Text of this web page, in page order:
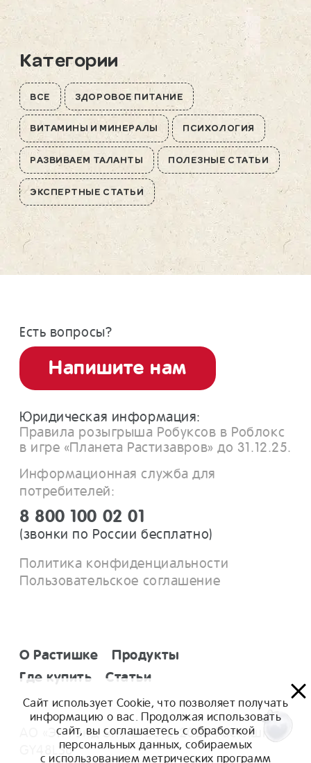
Категории
ВСЕ ЗДОРОВОЕ ПИТАНИЕ
ВИТАМИНЫ И МИНЕРАЛЫ ПСИХОЛОГИЯ
РАЗВИВАЕМ ТАЛАНТЫ ПОЛЕЗНЫЕ СТАТЬИ
ЭКСПЕРТНЫЕ СТАТЬИ
Есть вопросы?
Напишите нам
Юридическая информация:
Правила розыгрыша Робуксов в Роблокс
в игре «Планета Растизавров» до 31.12.25.
Информационная служба для
потребителей:
8 800 100 02 01
(звонки по России бесплатно)
Политика конфиденциальности
Пользовательское соглашение
О Растишке
Продукты
Где купить
Статьи
АО «Эйч энд Эн» © 2012-2025 Растишка
GY48LS6
Сайт использует Cookie, что позволяет получать
информацию о вас. Продолжая использовать
сайт, вы соглашаетесь с обработкой
персональных данных, собираемых
с использованием метрических программ